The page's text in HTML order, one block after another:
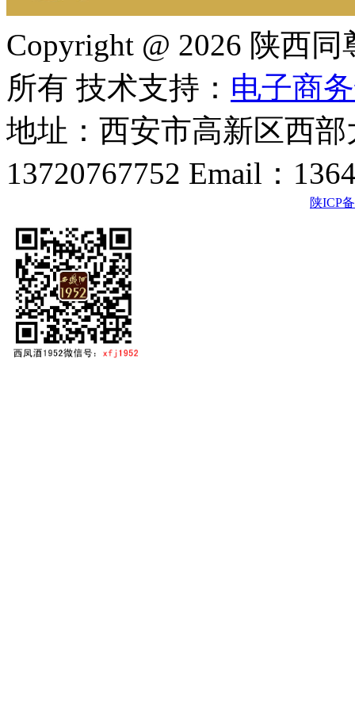
Copyright @ 2026 陕西
所有 技术支持： 电子商
地址：西安市高新区西
13720767752 Email：
陕ICP